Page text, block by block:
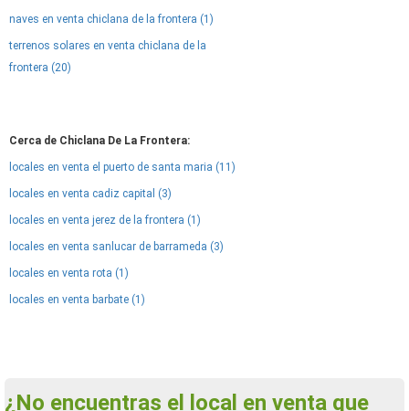
naves en venta chiclana de la frontera (1)
terrenos solares en venta chiclana de la
frontera (20)
Cerca de Chiclana De La Frontera:
locales en venta el puerto de santa maria (11)
locales en venta cadiz capital (3)
locales en venta jerez de la frontera (1)
locales en venta sanlucar de barrameda (3)
locales en venta rota (1)
locales en venta barbate (1)
¿No encuentras el local en venta que